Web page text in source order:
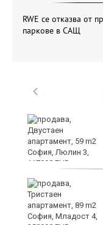
RWE се отказва от
паркове в САЩ